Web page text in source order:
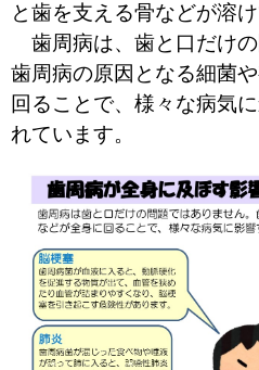
と歯を支える骨などが溶
歯周病は、歯と口だけの
歯周病の原因となる細菌
回ることで、様々な病気
れています。